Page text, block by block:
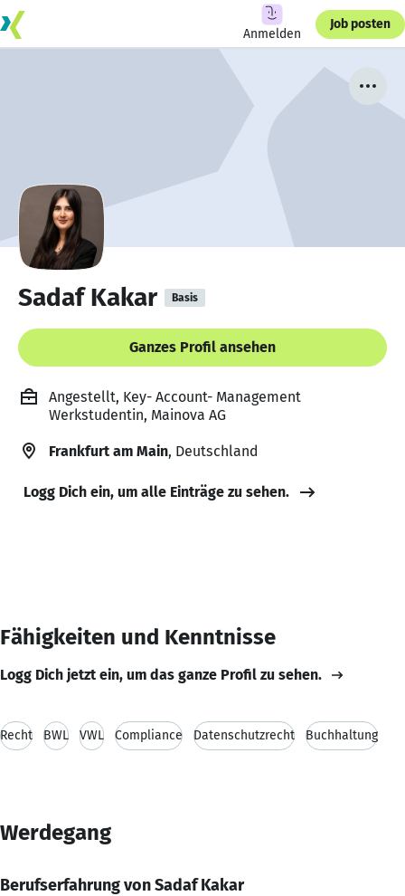
Anmelden
Job posten
Sadaf Kakar Basis
Ganzes Profil ansehen
Angestellt, Key- Account- Management
Werkstudentin, Mainova AG
Frankfurt am Main, Deutschland
Logg Dich ein, um alle Einträge zu sehen.
Fähigkeiten und Kenntnisse
Logg Dich jetzt ein, um das ganze Profil zu sehen.
Recht BWL VWL Compliance Datenschutzrecht Buchhaltung
Werdegang
Berufserfahrung von Sadaf Kakar